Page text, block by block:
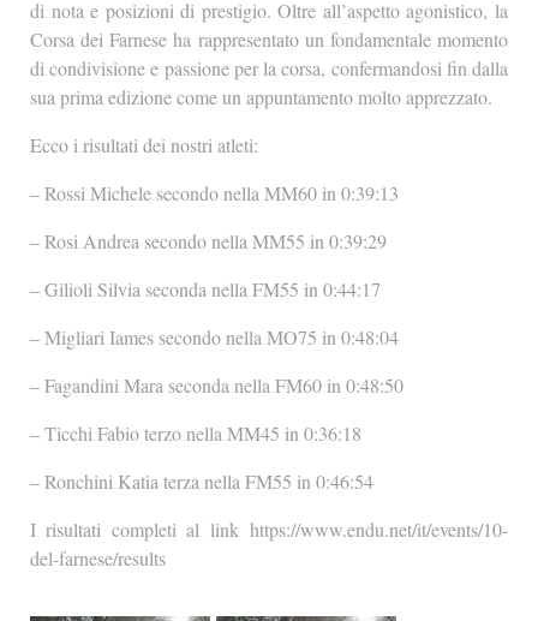
di nota e posizioni di prestigio. Oltre all’aspetto agonistico, la
Corsa dei Farnese ha rappresentato un fondamentale momento
di condivisione e passione per la corsa, confermandosi fin dalla
sua prima edizione come un appuntamento molto apprezzato.
Ecco i risultati dei nostri atleti:
– Rossi Michele secondo nella MM60 in 0:39:13
– Rosi Andrea secondo nella MM55 in 0:39:29
– Gilioli Silvia seconda nella FM55 in 0:44:17
– Migliari Iames secondo nella MO75 in 0:48:04
– Fagandini Mara seconda nella FM60 in 0:48:50
– Ticchi Fabio terzo nella MM45 in 0:36:18
– Ronchini Katia terza nella FM55 in 0:46:54
I risultati completi al link https://www.endu.net/it/events/10-
del-farnese/results